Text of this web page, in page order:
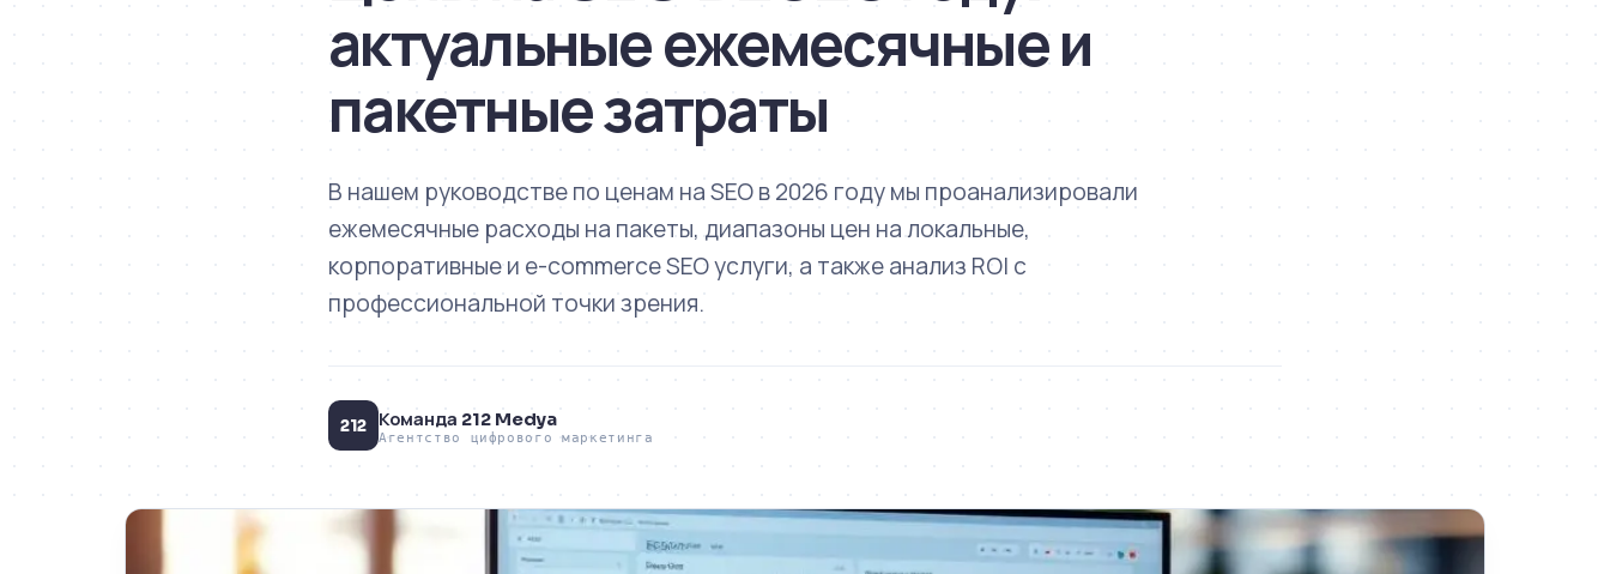
актуальные ежемесячные и
пакетные затраты
В нашем руководстве по ценам на SEO в 2026 году мы проанализировали
ежемесячные расходы на пакеты, диапазоны цен на локальные,
корпоративные и e-commerce SEO услуги, а также анализ ROI с
профессиональной точки зрения.
212 Команда 212 Medya
Агентство цифрового маркетинга